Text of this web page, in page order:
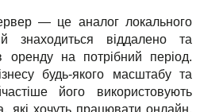
— це аналог локального
знаходиться віддалено та
оренду на потрібний період.
будь-якого масштабу та
його використовують
які хочуть працювати онлайн,